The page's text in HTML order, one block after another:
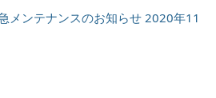
メンテナンスのお知らせ 2020年11